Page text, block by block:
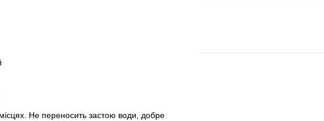
Не переносить застою води, добре